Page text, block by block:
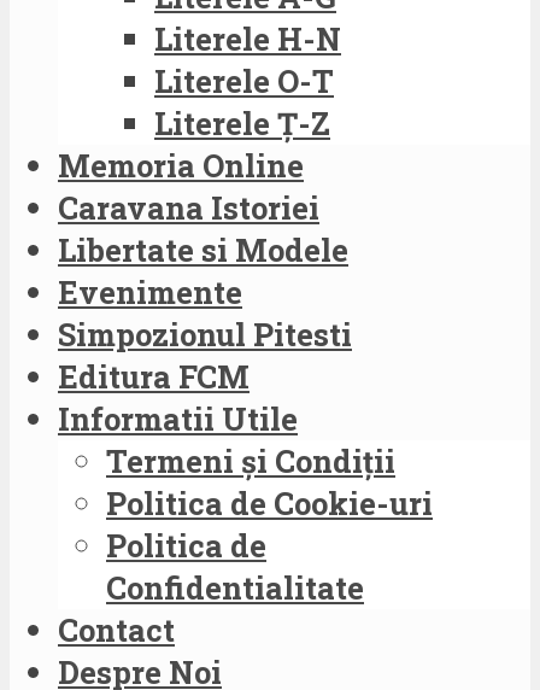
Literele H-N
Literele O-T
Literele Ț-Z
Memoria Online
Caravana Istoriei
Libertate si Modele
Evenimente
Simpozionul Pitesti
Editura FCM
Informatii Utile
Termeni și Condiții
Politica de Cookie-uri
Politica de
Confidentialitate
Contact
Despre Noi